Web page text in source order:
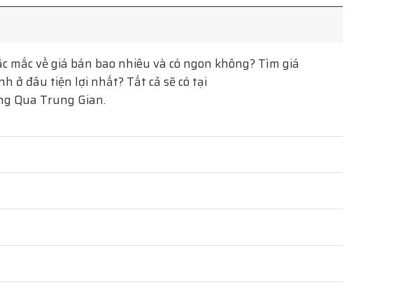
mắc về giá bán bao nhiêu và có ngon không? Tìm giá
ở đâu tiện lợi nhất? Tất cả sẽ có tại
Qua Trung Gian.